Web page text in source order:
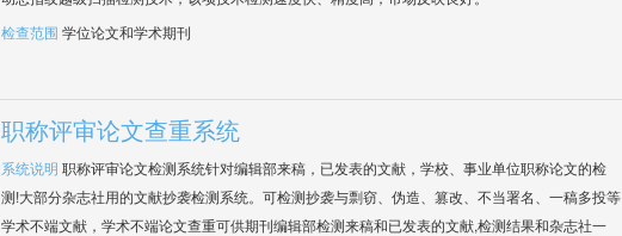
检查范围 学位论文和学术期刊
职称评审论文查重系统
系统说明 职称评审论文检测系统针对编辑部来稿，已发表的文献，学校、事业单位职称论文的检
测!大部分杂志社用的文献抄袭检测系统。可检测抄袭与剽窃、伪造、篡改、不当署名、一稿多投等
学术不端文献，学术不端论文查重可供期刊编辑部检测来稿和已发表的文献,检测结果和杂志社一